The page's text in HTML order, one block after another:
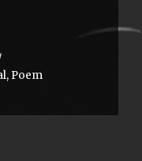
, Poem